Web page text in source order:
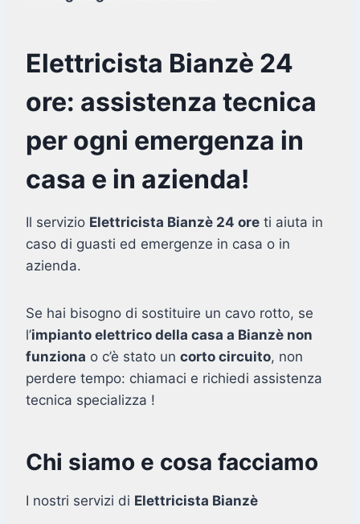
Elettricista Bianzè 24
ore: assistenza tecnica
per ogni emergenza in
casa e in azienda!
Il servizio Elettricista Bianzè 24 ore ti aiuta in
caso di guasti ed emergenze in casa o in
azienda.
Se hai bisogno di sostituire un cavo rotto, se
l’impianto elettrico della casa a Bianzè non
funziona o c’è stato un corto circuito, non
perdere tempo: chiamaci e richiedi assistenza
tecnica specializza !
Chi siamo e cosa facciamo
I nostri servizi di Elettricista Bianzè